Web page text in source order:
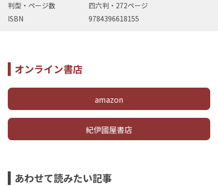
判型・ページ数
四六判・272ページ
ISBN
9784396618155
オンライン書店
amazon
紀伊國屋書店
あわせて読みたい記事